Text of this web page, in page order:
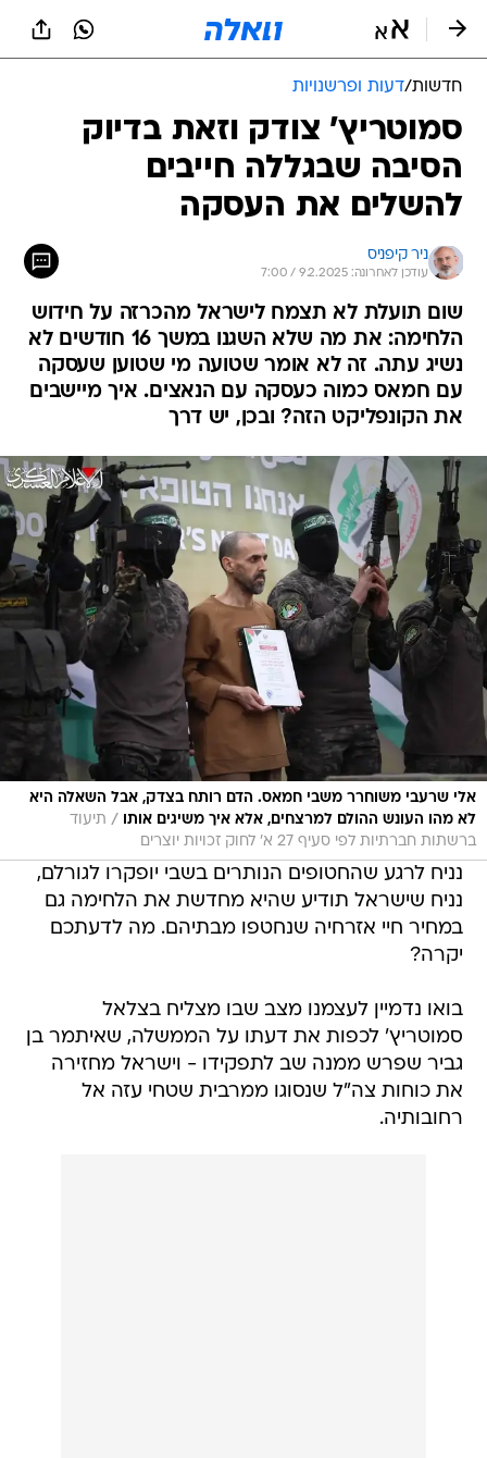
חדשות/דעות ופרשנויות
סמוטריץ' צודק וזאת בדיוק
הסיבה שבגללה חייבים
להשלים את העסקה
ניר קיפניס
עודכן לאחרונה: 9.2.2025 / 7:00
שום תועלת לא תצמח לישראל מהכרזה על חידוש
הלחימה: את מה שלא השגנו במשך 16 חודשים לא
נשיג עתה. זה לא אומר שטועה מי שטוען שעסקה
עם חמאס כמוה כעסקה עם הנאצים. איך מיישבים
את הקונפליקט הזה? ובכן, יש דרך
אלי שרעבי משוחרר משבי חמאס. הדם רותח בצדק, אבל השאלה היא
לא מהו העונש ההולם למרצחים, אלא איך משיגים אותו
/ תיעוד
ברשתות חברתיות לפי סעיף 27 א' לחוק זכויות יוצרים
נניח לרגע שהחטופים הנותרים בשבי יופקרו לגורלם,
נניח שישראל תודיע שהיא מחדשת את הלחימה גם
במחיר חיי אזרחיה שנחטפו מבתיהם. מה לדעתכם
יקרה?
בואו נדמיין לעצמנו מצב שבו מצליח בצלאל
סמוטריץ' לכפות את דעתו על הממשלה, שאיתמר בן
גביר שפרש ממנה שב לתפקידו - וישראל מחזירה
את כוחות צה"ל שנסוגו ממרבית שטחי עזה אל
רחובותיה.